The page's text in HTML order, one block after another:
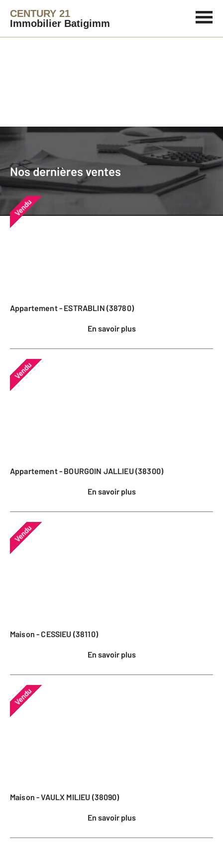
CENTURY 21
Immobilier Batigimm
Nos dernières ventes
Nos dernières ventes
Nos derniers biens vendus près de
chez vous
Vendu
Appartement - ESTRABLIN (38780)
En savoir plus
Vendu
Appartement - BOURGOIN JALLIEU (38300)
En savoir plus
Vendu
Maison - CESSIEU (38110)
En savoir plus
Vendu
Maison - VAULX MILIEU (38090)
En savoir plus